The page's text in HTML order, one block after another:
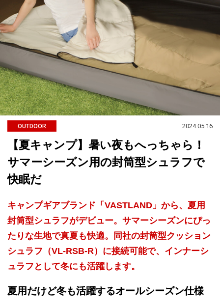
OUTDOOR 2024.05.16
【夏キャンプ】暑い夜もへっちゃら！
サマーシーズン用の封筒型シュラフで
快眠だ
キャンプギアブランド「VASTLAND」から、夏用
封筒型シュラフがデビュー。サマーシーズンにぴっ
たりな生地で真夏も快適。同社の封筒型クッション
シュラフ（VL-RSB-R）に接続可能で、インナーシ
ュラフとして冬にも活躍します。
夏用だけど冬も活躍するオールシーズン仕様